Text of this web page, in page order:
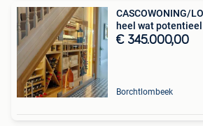
CASCOWONING/
heel wat potentieel
€ 345.000,00
Borchtlombeek